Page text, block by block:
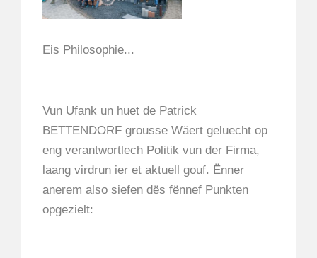
Eis Philosophie...
Vun Ufank un huet de Patrick
BETTENDORF grousse Wäert geluecht op
eng verantwortlech Politik vun der Firma,
laang virdrun ier et aktuell gouf. Ënner
anerem also siefen dës fënnef Punkten
opgezielt: